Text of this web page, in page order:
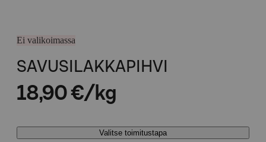
Ei valikoimassa
SAVUSILAKKAPIHVI
18,90 €/kg
Valitse toimitustapa